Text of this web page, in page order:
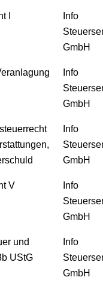
I
Info
GmbH
Info
GmbH
Info
GmbH
V
Info
GmbH
und
UStG
Info
GmbH